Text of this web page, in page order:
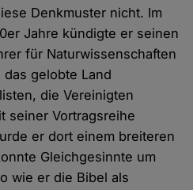
Denkmuster nicht. Im
Jahre kündigte er seinen
für Naturwissenschaften
gelobte Land
die Vereinigten
seiner Vortragsreihe
er dort einem breiteren
Gleichgesinnte um
wie er die Bibel als